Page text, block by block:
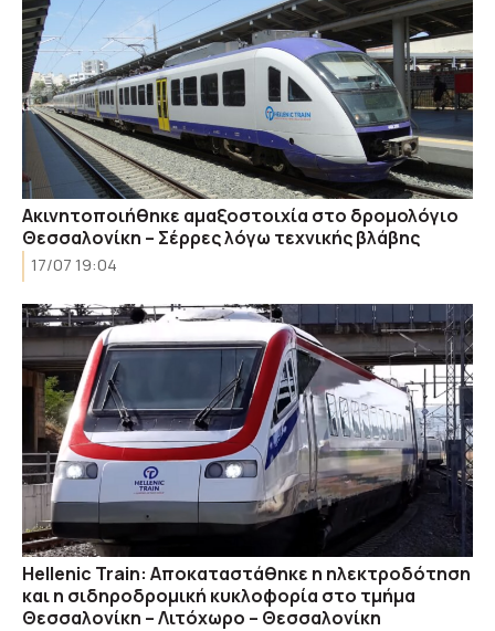
Ακινητοποιήθηκε αμαξοστοιχία στο δρομολόγιο
Θεσσαλονίκη – Σέρρες λόγω τεχνικής βλάβης
17/07 19:04
Hellenic Train: Αποκαταστάθηκε η ηλεκτροδότηση
και η σιδηροδρομική κυκλοφορία στο τμήμα
Θεσσαλονίκη – Λιτόχωρο – Θεσσαλονίκη